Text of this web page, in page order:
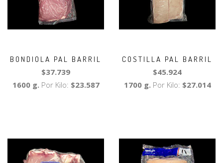
BONDIOLA PAL BARRIL
$37.739
1600 g. Por Kilo: $23.587
COSTILLA PAL BARRIL
$45.924
1700 g. Por Kilo: $27.014